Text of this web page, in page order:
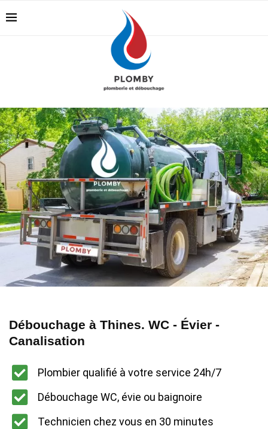
Débouchage à Thines. WC - Évier -
Canalisation
Plombier qualifié à votre service 24h/7
Débouchage WC, évie ou baignoire
Technicien chez vous en 30 minutes